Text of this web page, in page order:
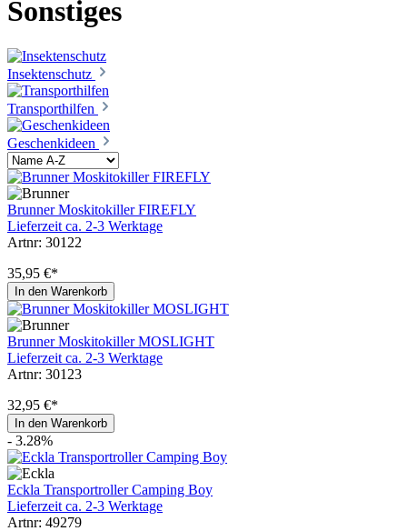
Sonstiges
Insektenschutz
Transporthilfen
Geschenkideen
Brunner Moskitokiller FIREFLY
Lieferzeit ca. 2-3 Werktage
Artnr: 30122
35,95 €*
In den Warenkorb
Brunner Moskitokiller MOSLIGHT
Lieferzeit ca. 2-3 Werktage
Artnr: 30123
32,95 €*
In den Warenkorb
- 3.28%
Eckla Transportroller Camping Boy
Lieferzeit ca. 2-3 Werktage
Artnr: 49279